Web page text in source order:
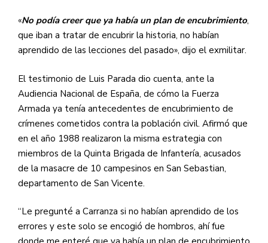
«No podía creer que ya había un plan de encubrimiento,
que iban a tratar de encubrir la historia, no habían
aprendido de las lecciones del pasado», dijo el exmilitar.
El testimonio de Luis Parada dio cuenta, ante la
Audiencia Nacional de España, de cómo la Fuerza
Armada ya tenía antecedentes de encubrimiento de
crímenes cometidos contra la población civil. Afirmó que
en el año 1988 realizaron la misma estrategia con
miembros de la Quinta Brigada de Infantería, acusados
de la masacre de 10 campesinos en San Sebastian,
departamento de San Vicente.
“Le pregunté a Carranza si no habían aprendido de los
errores y este solo se encogió de hombros, ahí fue